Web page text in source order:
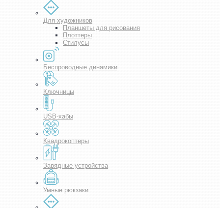
Для художников
Планшеты для рисования
Плоттеры
Стилусы
Беспроводные динамики
Ключницы
USB-хабы
Квадрокоптеры
Зарядные устройства
Умные рюкзаки